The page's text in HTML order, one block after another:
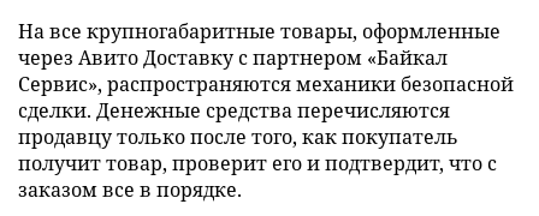
На все крупногабаритные товары, оформленные
через Авито Доставку с партнером «Байкал
Сервис», распространяются механики безопасной
сделки. Денежные средства перечисляются
продавцу только после того, как покупатель
получит товар, проверит его и подтвердит, что с
заказом все в порядке.